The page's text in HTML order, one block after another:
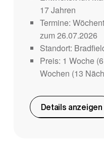
17 Jahren
Termine:
zum 26.07.2026
Standort:
Preis: 1 Woche
Wochen (13
Details anzeigen